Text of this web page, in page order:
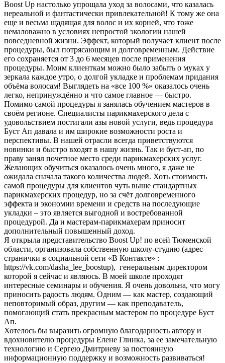
Boost Up настолько упрощала уход за волосами, что казалась
нереальной и фантастически привлекательной! К тому же она
еще и весьма щадящая для волос и их корней, что тоже
немаловажно в условиях непростой экологии нашей
повседневной жизни. Эффект, который получает клиент после
процедуры, был потрясающим и долговременным. Действие
его сохраняется от 3 до 6 месяцев после применения
процедуры. Моим клиенткам можно было забыть о муках у
зеркала каждое утро, о долгой укладке и проблемам придания
объёма волосам! Выглядеть на «все 100 %» оказалось очень
легко, непринуждённо и что самое главное — быстро.
Помимо самой процедуры я занялась обучением мастеров в
своём регионе. Специалисты парикмахерского дела с
удовольствием постигали азы новой услуги, ведь процедура
Буст Ап давала и им широкие возможности роста и
перспективы. В нашей отрасли всегда приветствуются
новинки и быстро входят в нашу жизнь. Так и буст-ап, по
праву занял почетное место среди парикмахерских услуг.
Желающих обучиться оказалось очень много, я даже не
ожидала сначала такого количества людей. Хоть стоимость
самой процедуры для клиентов чуть выше стандартных
парикмахерских процедур, но за счёт долговременного
эффекта и экономии времени и средств на последующие
укладки – это является выгодной и востребованной
процедурой. Да и мастерам-парикмахерам приносит
дополнительный повышенный доход.
Я открыла представительство Boost Up! по всей Тюменской
области, организовала собственную школу-студию (адрес
странички в социальной сети «В Контакте» :
https://vk.com/dasha_lee_boostup), генеральным директором
которой я сейчас и являюсь. В моей школе проходят
интересные семинары и обучения. Я очень довольна, что могу
приносить радость людям. Одним — как мастер, создающий
неповторимый образ, другим — как преподаватель,
помогающий стать прекрасным мастером по процедуре Буст
Ап.
Хотелось бы выразить огромную благодарность автору и
вдохновителю процедуры Елене Глинка, за ее замечательную
технологию и Сергею Дмитриеву за постоянную
информационную поддержку и возможность развиваться!